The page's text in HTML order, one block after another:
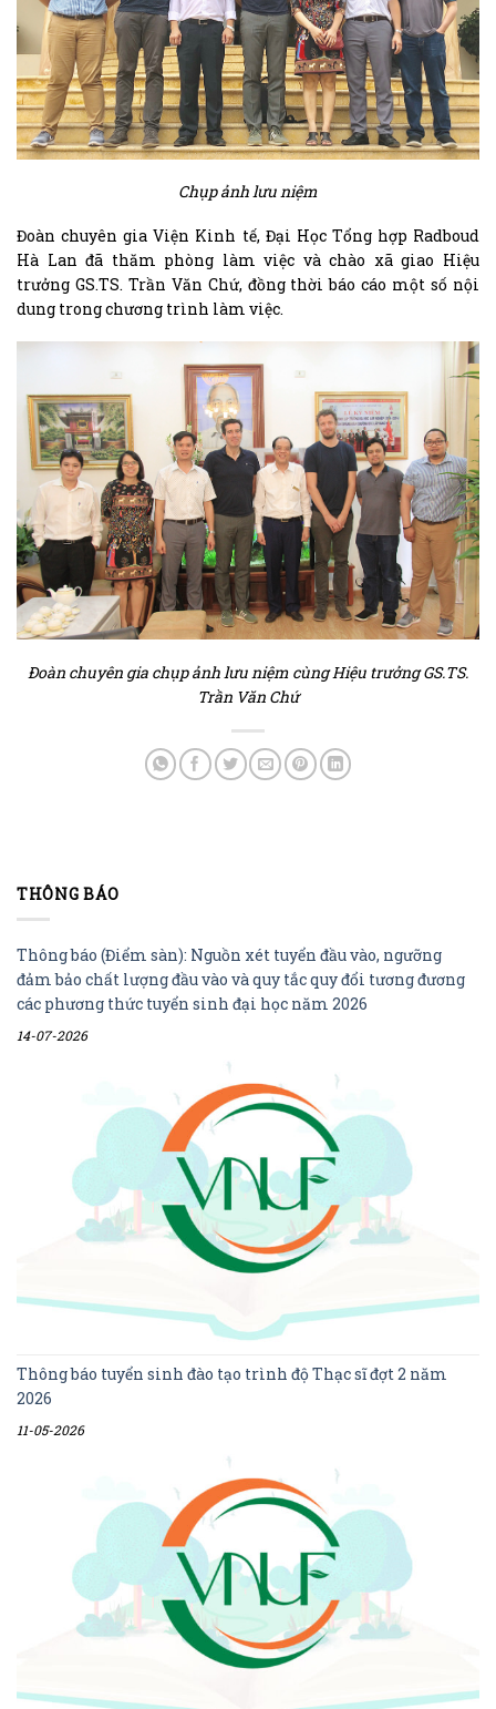
Chụp ảnh lưu niệm
Đoàn chuyên gia Viện Kinh tế, Đại Học Tổng hợp Radboud
Hà Lan đã thăm phòng làm việc và chào xã giao Hiệu
trưởng GS.TS. Trần Văn Chứ, đồng thời báo cáo một số nội
dung trong chương trình làm việc.
Đoàn chuyên gia chụp ảnh lưu niệm cùng Hiệu trưởng GS.TS.
Trần Văn Chứ
THÔNG BÁO
Thông báo (Điểm sàn): Nguồn xét tuyển đầu vào, ngưỡng
đảm bảo chất lượng đầu vào và quy tắc quy đổi tương đương
các phương thức tuyển sinh đại học năm 2026
14-07-2026
Thông báo tuyển sinh đào tạo trình độ Thạc sĩ đợt 2 năm
2026
11-05-2026